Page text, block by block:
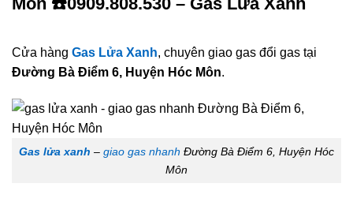
Cửa hàng Gas Lửa Xanh, chuyên giao gas đổi gas tại
Đường Bà Điểm 6, Huyện Hóc Môn.
Gas lửa xanh – giao gas nhanh Đường Bà Điểm 6, Huyện Hóc
Môn